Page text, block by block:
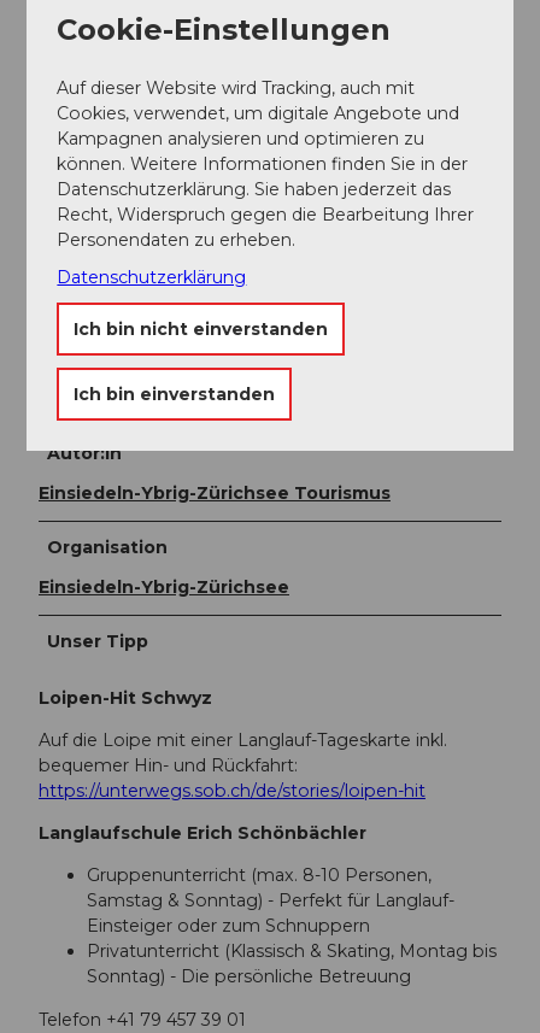
des Loipen-Hit Schwyz, welcher die bequeme Hin-
und Rückfahrt mit dem öV sowie die Tageskarte für
die Loipe beinhaltet. Weitere Informationen unter
https://unterwegs.sob.ch/de/stories/loipen-hit
Weitere Infos / Links
Kinder und Jugendliche bis 16 Jahre fahren
E-Mail:info@loipe-bolzberg.ch
Telefon: +41 (0)79 412 03 03
Autor:in
Einsiedeln-Ybrig-Zürichsee Tourismus
Organisation
Einsiedeln-Ybrig-Zürichsee
Unser Tipp
Loipen-Hit Schwyz
Auf die Loipe mit einer Langlauf-Tageskarte inkl.
bequemer Hin- und Rückfahrt:
https://unterwegs.sob.ch/de/stories/loipen-hit
Langlaufschule Erich Schönbächler
Gruppenunterricht (max. 8-10 Personen,
Samstag & Sonntag) - Perfekt für Langlauf-
Einsteiger oder zum Schnuppern
Privatunterricht (Klassisch & Skating, Montag bis
Sonntag) - Die persönliche Betreuung
Telefon +41 79 457 39 01
Cookie-Einstellungen
Auf dieser Website wird Tracking, auch mit
Cookies, verwendet, um digitale Angebote und
Kampagnen analysieren und optimieren zu
können. Weitere Informationen finden Sie in der
Datenschutzerklärung. Sie haben jederzeit das
Recht, Widerspruch gegen die Bearbeitung Ihrer
Personendaten zu erheben.
Datenschutzerklärung
Ich bin nicht einverstanden
Ich bin einverstanden